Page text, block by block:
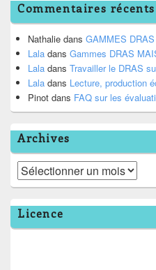
Commentaires récents
Nathalie dans GAMMES
Lala dans Gammes DRAS
Lala dans Travailler le DRAS
Lala dans Lecture, production
Pinot dans FAQ sur les
Archives
Archives
Licence